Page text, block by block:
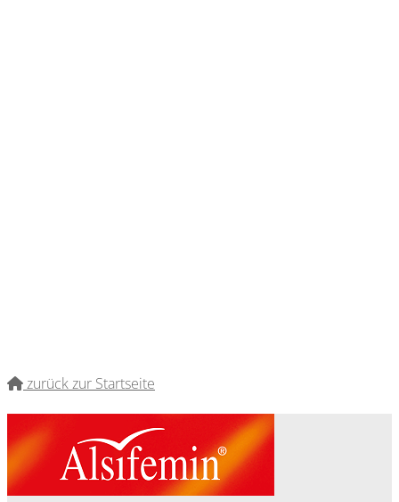
zurück zur Startseite